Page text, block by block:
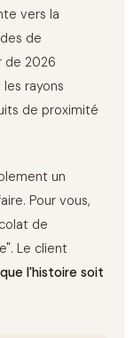
vers la
de
de 2026
rayons
de proximité
un
Pour vous,
de
Le client
l'histoire soit